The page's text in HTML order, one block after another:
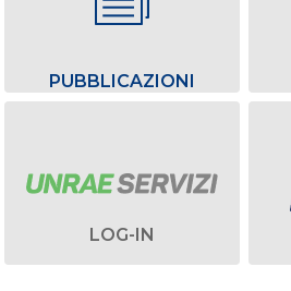
PUBBLICAZIONI
LOG-IN